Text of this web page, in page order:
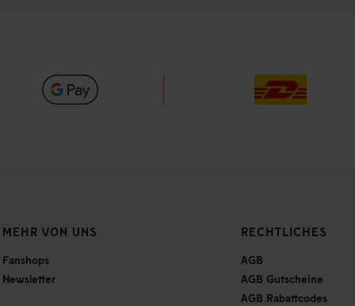
MEHR VON UNS
Fanshops
Newsletter
RECHTLICHES
AGB
AGB Gutscheine
AGB Rabattcodes